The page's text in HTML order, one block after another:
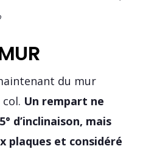
du mur
col. Un rempart ne
d’inclinaison, mais
plaques et considéré